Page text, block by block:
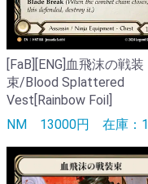
[FaB][ENG]血飛沫の戦装
束/Blood Splattered
Vest[Rainbow Foil]
NM 13000円 在庫：1